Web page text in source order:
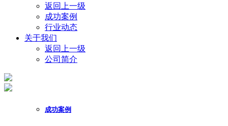
返回上一级
成功案例
行业动态
关于我们
返回上一级
公司简介
成功案例